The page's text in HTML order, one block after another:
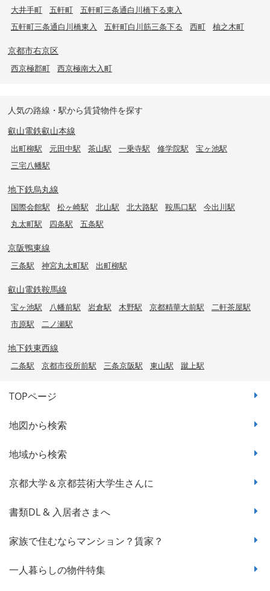
大井手町 五軒町
五軒町三条通白川橋下る東入
五軒町三条通白川橋東入
五軒町白川筋三条下る 西町 柚之木町
京都市右京区
西京極郡町 西京極南大入町
人気の路線・駅から賃貸物件を探す
叡山電鉄叡山本線
出町柳駅 元田中駅 茶山駅 一乗寺駅 修学院駅
宝ヶ池駅
三宅八幡駅
地下鉄烏丸線
国際会館駅 松ヶ崎駅 北山駅 北大路駅 鞍馬口駅
今出川駅
丸太町駅
四条駅 五条駅
京阪鴨東線
三条駅 神宮丸太町駅 出町柳駅
叡山電鉄鞍馬線
宝ヶ池駅 八幡前駅 岩倉駅 木野駅 京都精華大前駅
二軒茶屋駅
市原駅
二ノ瀬駅
地下鉄東西線
二条駅 京都市役所前駅 三条京阪駅 東山駅 蹴上駅
TOPページ
地図から検索
地域から検索
京都大学＆京都芸術大学生さんに
書類DL & 入居者さまへ
家族で住むならマンション？賃家？
一人暮らしの物件特集